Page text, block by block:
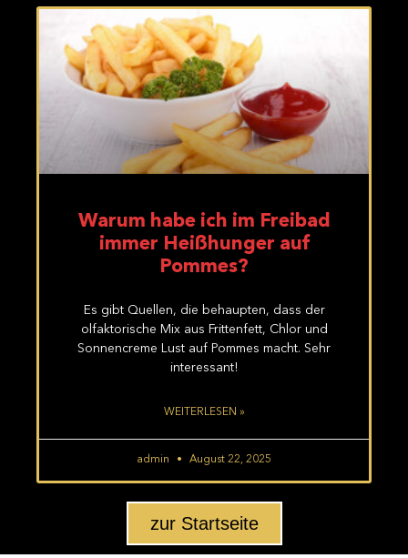
Warum habe ich im Freibad
immer Heißhunger auf
Pommes?
Es gibt Quellen, die behaupten, dass der
olfaktorische Mix aus Frittenfett, Chlor und
Sonnencreme Lust auf Pommes macht. Sehr
interessant!
WEITERLESEN »
admin August 22, 2025
zur Startseite